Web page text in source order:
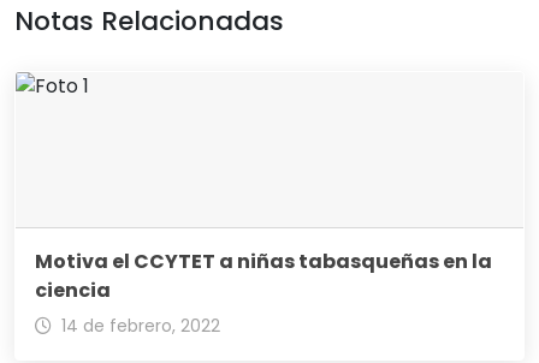
Notas Relacionadas
Motiva el CCYTET a niñas tabasqueñas en la
ciencia
14 de febrero, 2022